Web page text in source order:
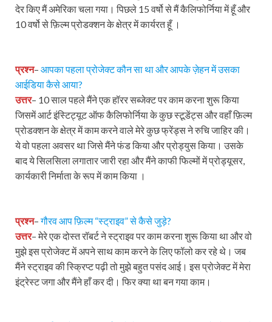
देर किए मैं अमेरिका चला गया। पिछले 15 वर्षो से मैं कैलिफोर्निया में हूँ और
10 वर्षो से फ़िल्म प्रोडक्शन के क्षेत्र में कार्यरत हूँ ।
प्रश्न– आपका पहला प्रोजेक्ट कौन सा था और आपके ज़ेहन में उसका
आईडिया कैसे आया?
उत्तर– 10 साल पहले मैंने एक हॉरर सब्जेक्ट पर काम करना शुरू किया
जिसमें आर्ट इंस्टिट्यूट ऑफ कैलिफोर्निया के कुछ स्टूडेंट्स और वहाँ फ़िल्म
प्रोडक्शन के क्षेत्र में काम करने वाले मेरे कुछ फ्रेंड्स ने रुचि जाहिर की।
ये वो पहला अवसर था जिसे मैंने फंड किया और प्रोड्युस किया। उसके
बाद ये सिलसिला लगातार जारी रहा और मैंने काफी फिल्मों में प्रोड्यूसर,
कार्यकारी निर्माता के रूप में काम किया ।
प्रश्न–गौरव आप फ़िल्म “स्ट्राइव” से कैसे जुड़े?
उत्तर– मेरे एक दोस्त रॉबर्ट ने स्ट्राइव पर काम करना शुरू किया था और वो
मुझे इस प्रोजेक्ट में अपने साथ काम करने के लिए फॉलो कर रहे थे। जब
मैंने स्ट्राइव की स्क्रिप्ट पढ़ी तो मुझे बहुत पसंद आई। इस प्रोजेक्ट में मेरा
इंट्रेस्ट जगा और मैंने हाँ कर दी। फिर क्या था बन गया काम।